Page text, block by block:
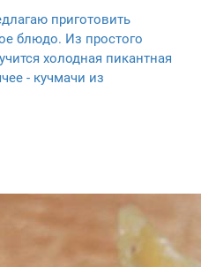
приготовить
блюдо. Из простого
холодная пикантная
- кучмачи из